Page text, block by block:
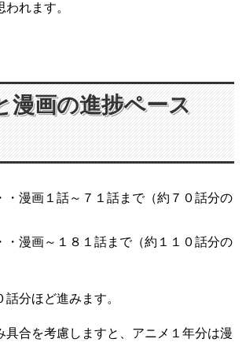
れます。
漫画の進捗ペース
・漫画１話～７１話まで（約７０話分の
・漫画～１８１話まで（約１１０話分の
分ほど進みます。
具合を考慮しますと、アニメ１年分は漫